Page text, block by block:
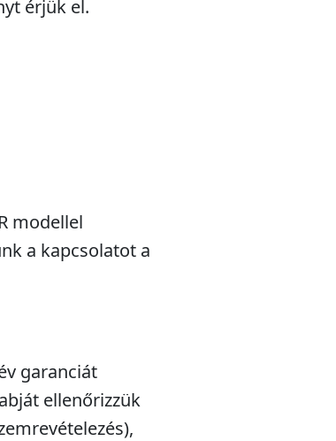
érjük el.
modellel
a kapcsolatot a
garanciát
ellenőrizzük